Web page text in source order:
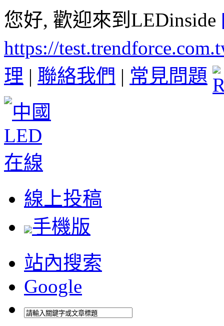
您好, 歡迎來到LEDinside
https://
理 | 聯絡我們 | 常見問題
線上投稿
手機版
站內搜索
Google